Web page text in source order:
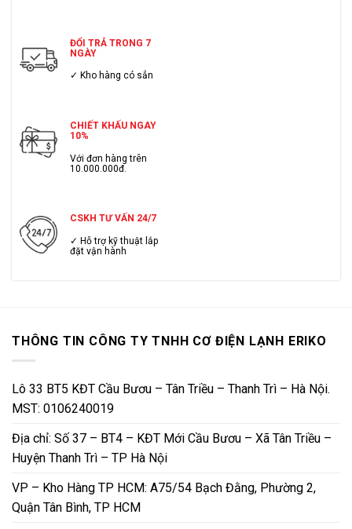
ĐỔI TRẢ TRONG 7
NGÀY
✓ Kho hàng có sẳn
CHIẾT KHẤU NGAY
10%
Với đơn hàng trên
10.000.000đ.
CSKH TƯ VẤN 24/7
✓ Hỗ trợ kỹ thuật lắp
đặt vận hành
THÔNG TIN CÔNG TY TNHH CƠ ĐIỆN LẠNH ERIKO
Lô 33 BT5 KĐT Cầu Bươu – Tân Triều – Thanh Trì – Hà Nội.
MST: 0106240019
Địa chỉ: Số 37 – BT4 – KĐT Mới Cầu Bươu – Xã Tân Triều –
Huyện Thanh Trì – TP Hà Nội
VP – Kho Hàng TP HCM: A75/54 Bạch Đằng, Phường 2,
Quận Tân Bình, TP HCM